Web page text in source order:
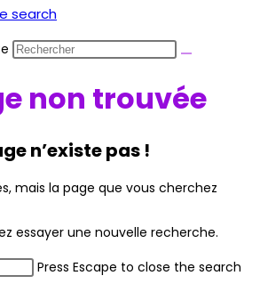
search
non trouvée
n’existe pas !
mais la page que vous cherchez
essayer une nouvelle recherche.
Press Escape to close the search